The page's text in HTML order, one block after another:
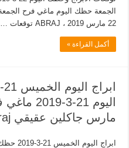
22 مارس 2019 ، ABRAJ توقعات …
أكمل القراءة »
مارس جاكلين عقيقي abraj